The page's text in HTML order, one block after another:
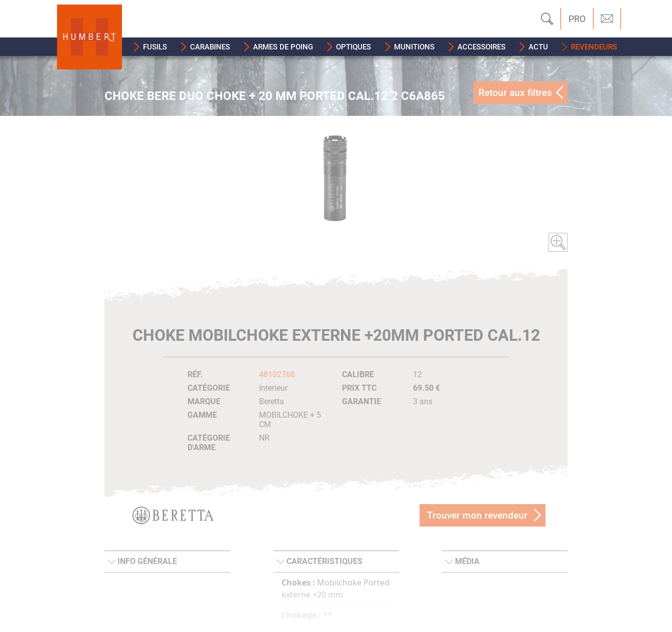
PRO
FUSILS CARABINES ARMES DE POING OPTIQUES MUNITIONS ACCESSOIRES ACTU REVENDEURS
CHOKE BERE DUO CHOKE + 20 MM PORTED CAL.12 2 C6A865 Retour aux filtres
CHOKE MOBILCHOKE EXTERNE +20MM PORTED CAL.12
RÉF.
48102768
CATÉGORIE
Interieur
MARQUE
Beretta
GAMME
MOBILCHOKE + 5
CM
CATÉGORIE
D'ARME
NR
CALIBRE
12
PRIX TTC
69.50 €
GARANTIE
3 ans
Trouver mon revendeur
INFO GÉNÉRALE CARACTÉRISTIQUES
Chokes : Mobilchoke Ported
externe +20 mm
Chokage : **
MÉDIA